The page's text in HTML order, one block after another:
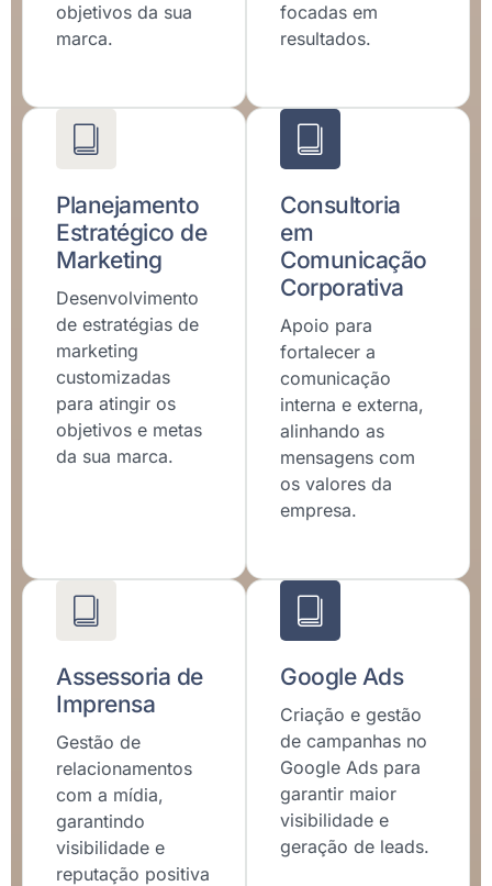
objetivos da sua
marca.
focadas em
resultados.
Planejamento
Estratégico de
Marketing
Desenvolvimento
de estratégias de
marketing
customizadas
para atingir os
objetivos e metas
da sua marca.
Consultoria
em
Comunicação
Corporativa
Apoio para
fortalecer a
comunicação
interna e externa,
alinhando as
mensagens com
os valores da
empresa.
Assessoria de
Imprensa
Gestão de
relacionamentos
com a mídia,
garantindo
visibilidade e
reputação positiva
Google Ads
Criação e gestão
de campanhas no
Google Ads para
garantir maior
visibilidade e
geração de leads.